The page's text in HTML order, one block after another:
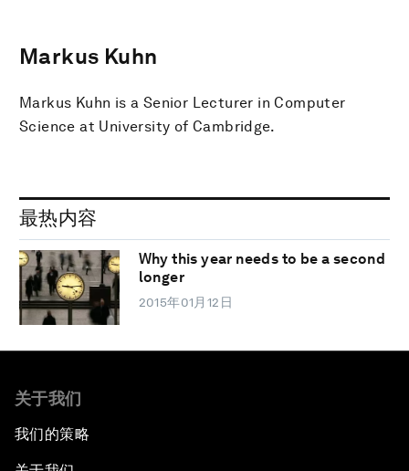
Markus Kuhn
Markus Kuhn is a Senior Lecturer in Computer
Science at University of Cambridge.
最热内容
Why this year needs to be a second
longer
2015年01月12日
关于我们
我们的策略